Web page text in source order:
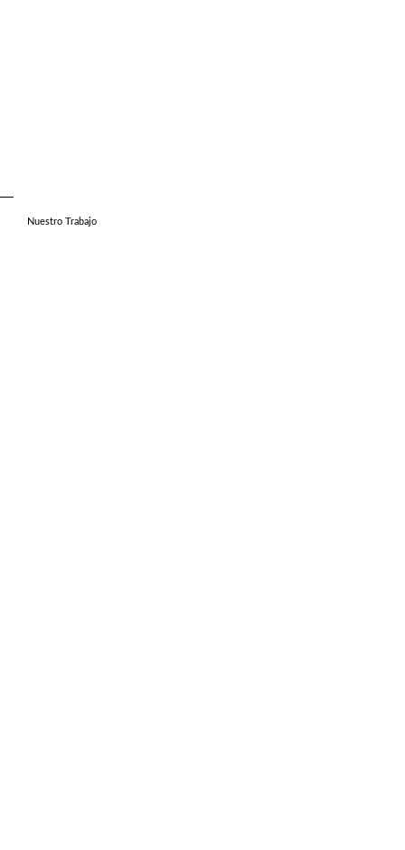
Nuestro Trabajo